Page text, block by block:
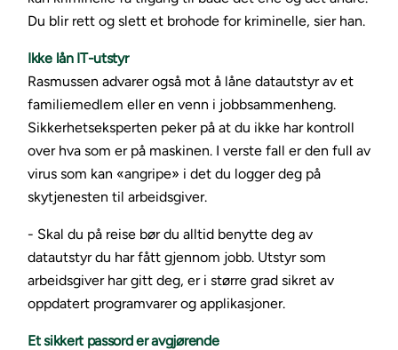
Du blir rett og slett et brohode for kriminelle, sier han.
Ikke lån IT-utstyr
Rasmussen advarer også mot å låne datautstyr av et
familiemedlem eller en venn i jobbsammenheng.
Sikkerhetseksperten peker på at du ikke har kontroll
over hva som er på maskinen. I verste fall er den full av
virus som kan «angripe» i det du logger deg på
skytjenesten til arbeidsgiver.
- Skal du på reise bør du alltid benytte deg av
datautstyr du har fått gjennom jobb. Utstyr som
arbeidsgiver har gitt deg, er i større grad sikret av
oppdatert programvarer og applikasjoner.
Et sikkert passord er avgjørende